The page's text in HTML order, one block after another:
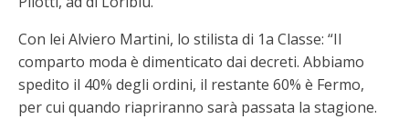
Con lei Alviero Martini, lo stilista di 1a Classe: “Il
comparto moda è dimenticato dai decreti. Abbiamo
spedito il 40% degli ordini, il restante 60% è Fermo,
per cui quando riapriranno sarà passata la stagione.